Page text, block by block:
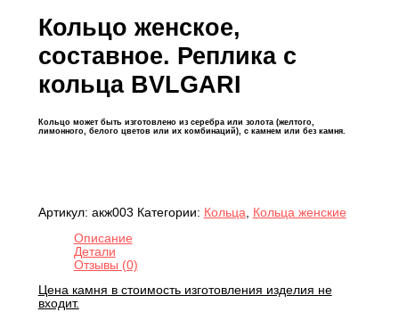
Кольцо женское,
составное. Реплика с
кольца BVLGARI
Кольцо может быть изготовлено из серебра или золота (желтого,
лимонного, белого цветов или их комбинаций), с камнем или без камня.
Артикул: акж003 Категории: Кольца
Кольца женские
Описание
Детали
Отзывы (0)
Цена камня в стоимость изготовления изделия не
входит.